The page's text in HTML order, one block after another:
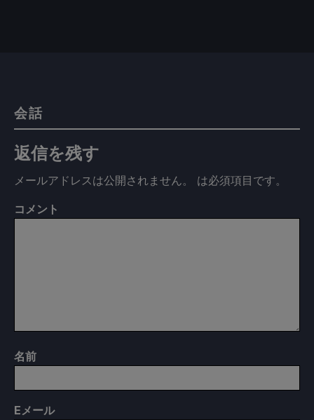
会話
返信を残す
メールアドレスは公開されません。 は必須項目です。
コメント
名前
Eメール